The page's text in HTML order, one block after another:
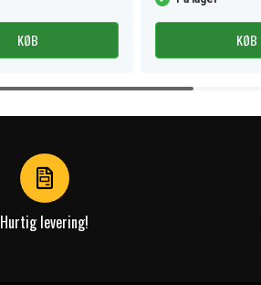
KØB KØB
Hurtig levering!